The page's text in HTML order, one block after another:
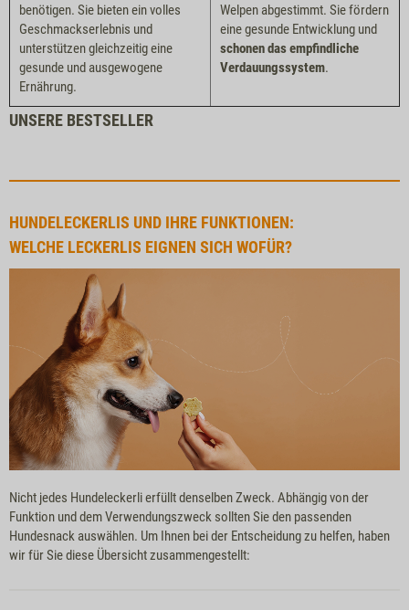
benötigen. Sie bieten ein volles
Geschmackserlebnis und
unterstützen gleichzeitig eine
gesunde und ausgewogene
Ernährung.
Welpen abgestimmt. Sie fördern
eine gesunde Entwicklung und
schonen das empfindliche
Verdauungssystem.
UNSERE BESTSELLER
HUNDELECKERLIS UND IHRE FUNKTIONEN:
WELCHE LECKERLIS EIGNEN SICH WOFÜR?
Nicht jedes Hundeleckerli erfüllt denselben Zweck. Abhängig von der
Funktion und dem Verwendungszweck sollten Sie den passenden
Hundesnack auswählen. Um Ihnen bei der Entscheidung zu helfen, haben
wir für Sie diese Übersicht zusammengestellt: